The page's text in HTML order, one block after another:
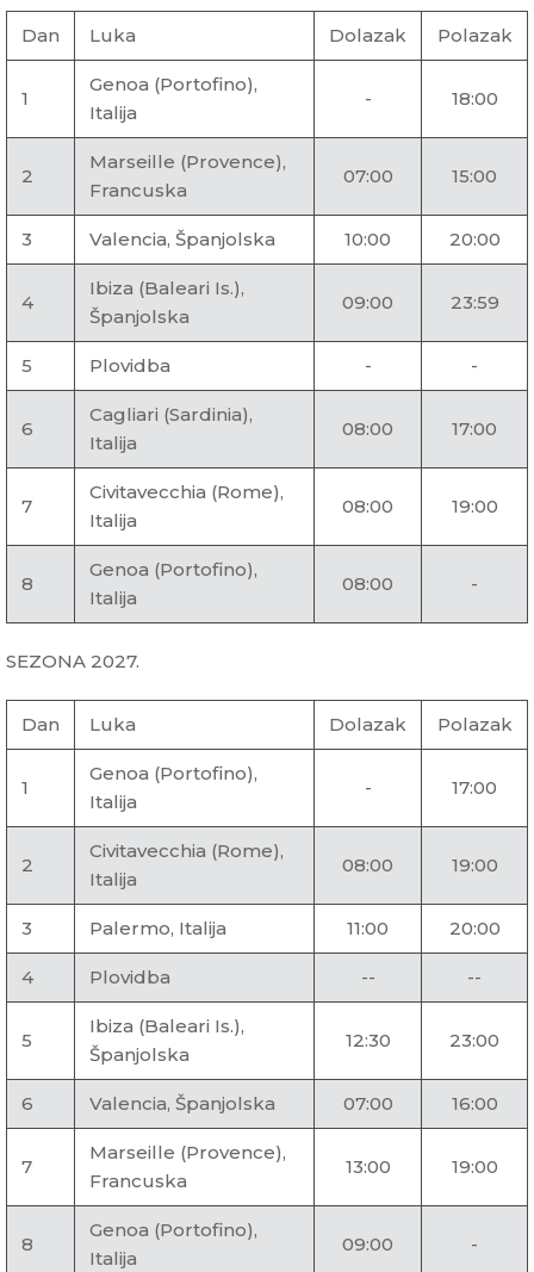
Dan Luka Dolazak Polazak
1
Genoa (Portofino),
Italija
- 18:00
2
Marseille (Provence),
Francuska
07:00 15:00
3 Valencia, Španjolska 10:00 20:00
4
Ibiza (Baleari Is.),
Španjolska
09:00 23:59
5 Plovidba - -
6
Cagliari (Sardinia),
Italija
08:00 17:00
7
Civitavecchia (Rome),
Italija
08:00 19:00
8
Genoa (Portofino),
Italija
08:00 -
SEZONA 2027.
Dan Luka Dolazak Polazak
1
Genoa (Portofino),
Italija
- 17:00
2
Civitavecchia (Rome),
Italija
08:00 19:00
3 Palermo, Italija 11:00 20:00
4 Plovidba -- --
5
Ibiza (Baleari Is.),
Španjolska
12:30 23:00
6 Valencia, Španjolska 07:00 16:00
7
Marseille (Provence),
Francuska
13:00 19:00
8
Genoa (Portofino),
Italija
09:00 -